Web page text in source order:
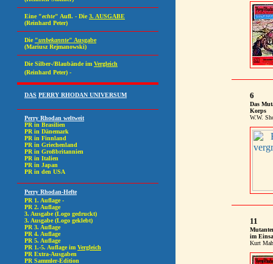
6
Das
Korps
W.W.
11
im
Kurt